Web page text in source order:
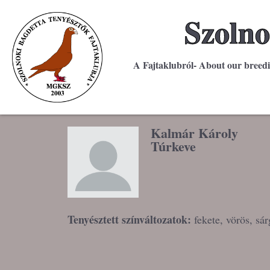
A Fajtaklubról- About our
Kalmár Károly
Túrkeve
Tenyésztett színváltozatok: fekete, vörös,